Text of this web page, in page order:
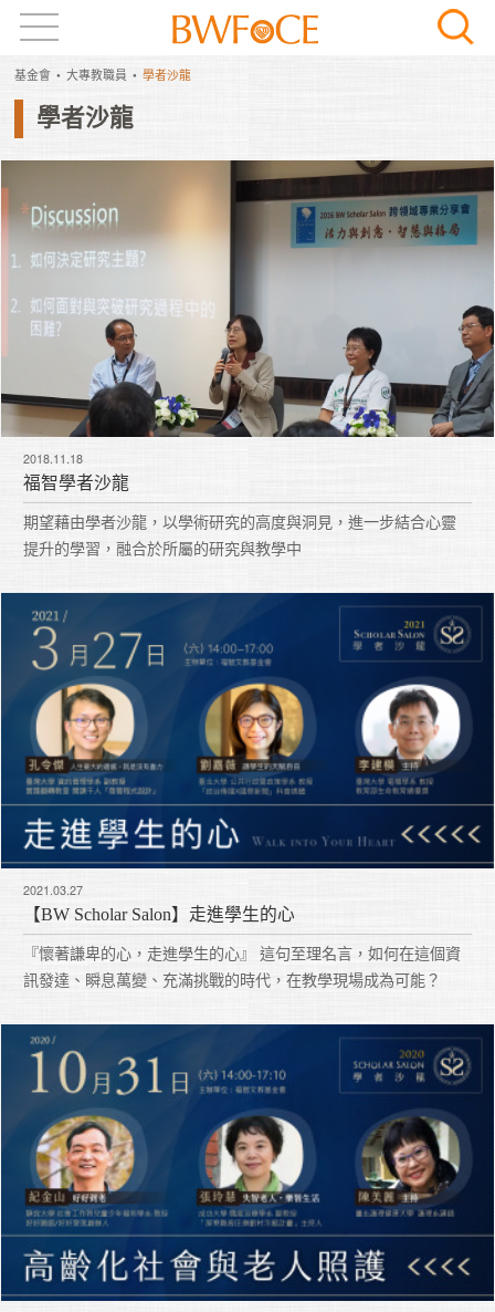
基金會 大專教職員 學者沙龍
學者沙龍
2018.11.18
福智學者沙龍
期望藉由學者沙龍，以學術研究的高度與洞見，進一步結合心靈
提升的學習，融合於所屬的研究與教學中
2021.03.27
【BW Scholar Salon】走進學生的心
『懷著謙卑的心，走進學生的心』 這句至理名言，如何在這個資
訊發達、瞬息萬變、充滿挑戰的時代，在教學現場成為可能？